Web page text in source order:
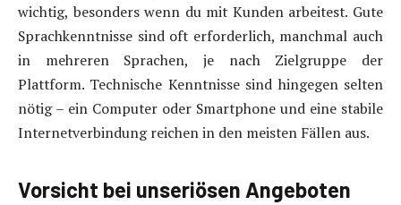
wichtig, besonders wenn du mit Kunden arbeitest. Gute
Sprachkenntnisse sind oft erforderlich, manchmal auch
in mehreren Sprachen, je nach Zielgruppe der
Plattform. Technische Kenntnisse sind hingegen selten
nötig – ein Computer oder Smartphone und eine stabile
Internetverbindung reichen in den meisten Fällen aus.
Vorsicht bei unseriösen Angeboten